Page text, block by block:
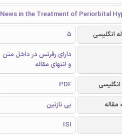
News in the Treatment of Periorbital
انگلیسی 5
دارای رفرنس در داخل متن
و انتهای مقاله
PDF
بی نازنین
ISI